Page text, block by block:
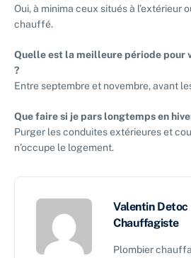
Oui, à minima ceux situés à l’extérieur
chauffé.
Quelle est la meilleure période pour
?
Entre septembre et novembre, avant
Que faire si je pars longtemps en
Purger les conduites extérieures et
n’occupe le logement.
Valentin Detoc
Chauffagiste
Plombier